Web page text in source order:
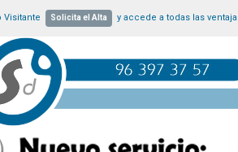
Visitante Solicita el Alta y accede a todas las